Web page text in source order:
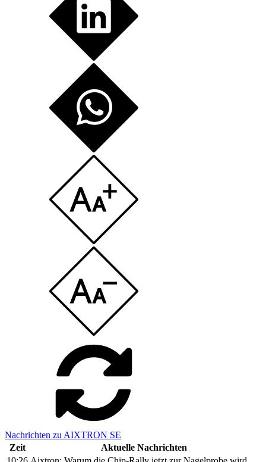
Nachrichten zu AIXTRON SE
Zeit
Aktuelle Nachrichten